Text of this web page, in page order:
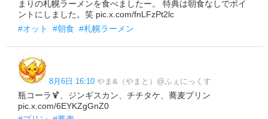
まりの札幌ラーメンを食べましたー。 特典は朝食なしでポイ
ントにしました。笑 pic.x.com/fnLFzPt2lc
#オット
#朝食 #札幌ラーメン
8月6日 16:10 やま&（やまと）@ふぇにっくす
瓶コーラ🍹、ジンギスカン、チチタケ、蕎麦プリン
pic.x.com/6EYKZgGnZ0